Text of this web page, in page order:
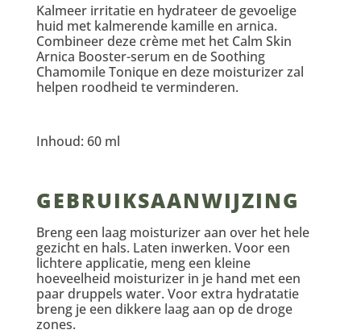
Kalmeer irritatie en hydrateer de gevoelige
huid met kalmerende kamille en arnica.
Combineer deze crème met het Calm Skin
Arnica Booster-serum en de Soothing
Chamomile Tonique en deze moisturizer zal
helpen roodheid te verminderen.
Inhoud: 60 ml
GEBRUIKSAANWIJZING
Breng een laag moisturizer aan over het hele
gezicht en hals. Laten inwerken. Voor een
lichtere applicatie, meng een kleine
hoeveelheid moisturizer in je hand met een
paar druppels water. Voor extra hydratatie
breng je een dikkere laag aan op de droge
zones.